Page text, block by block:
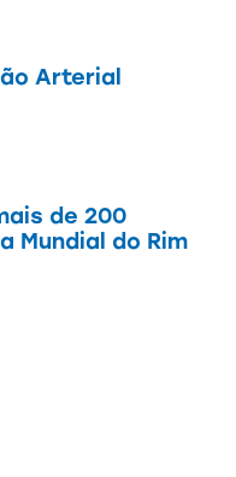
Arterial
de 200
Mundial do Rim